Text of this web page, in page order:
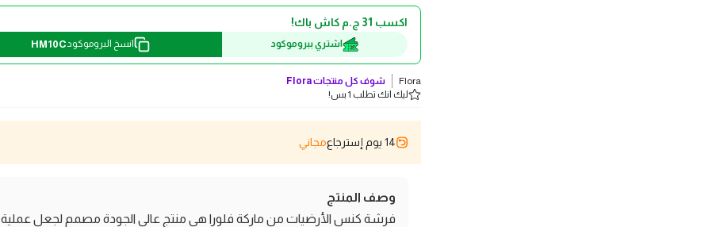
اكسب 31 ج.م كاش باك!
اشتري ببروموكود انسخ البروموكودHM10C
Flora شوف كل منتجاتFlora
ليك انك تطلب 1 بس!
14 يوم إسترجاع مجاني
وصف المنتج
فرشة كنس الأرضيات من ماركة فلورا هي منتج عالي الجودة مصمم لجعل عملية